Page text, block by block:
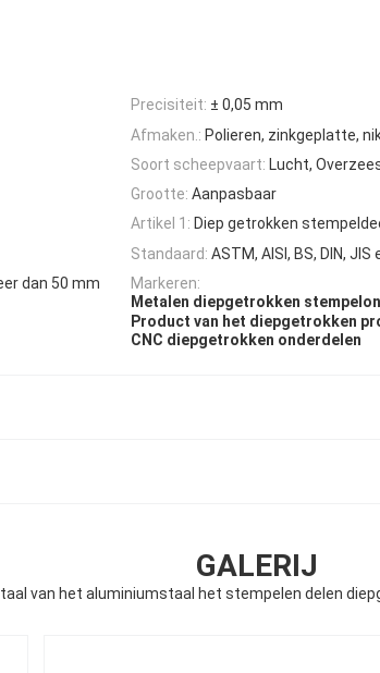
Precisiteit: ± 0,05 mm
Afmaken.: Polieren, zinkgeplatte,
Soort scheepvaart: Lucht,
Grootte: Aanpasbaar
Artikel 1: Diep getrokken
Standaard: ASTM, AISI, BS, DIN, JIS
dan 50 mm
Markeren:
Metalen diepgetrokken
Product van het diepgetrokken
CNC diepgetrokken onderdelen
GALERIJ
van het aluminiumstaal het stempelen delen